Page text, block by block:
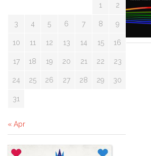
1 2
3 4 5 6 7 8 9
10 11 12 13 14 15 16
17 18 19 20 21 22 23
24 25 26 27 28 29 30
31
« Apr